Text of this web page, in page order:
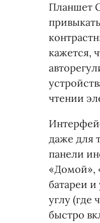
Планшет
кажется,
чтении
даже для
панели
«Домой»,
батареи
углу (где
быстро